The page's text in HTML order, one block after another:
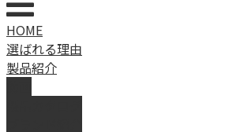
HOME
選ばれる理由
製品紹介